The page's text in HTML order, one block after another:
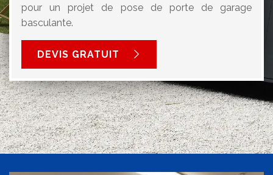
pour un projet de pose de porte de garage
basculante.
DEVIS GRATUIT